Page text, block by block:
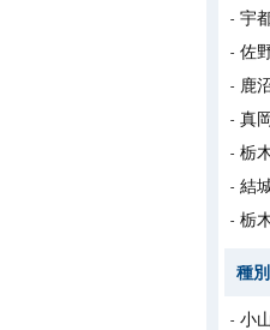
宇
佐
鹿
真
栃
結
栃
種
小